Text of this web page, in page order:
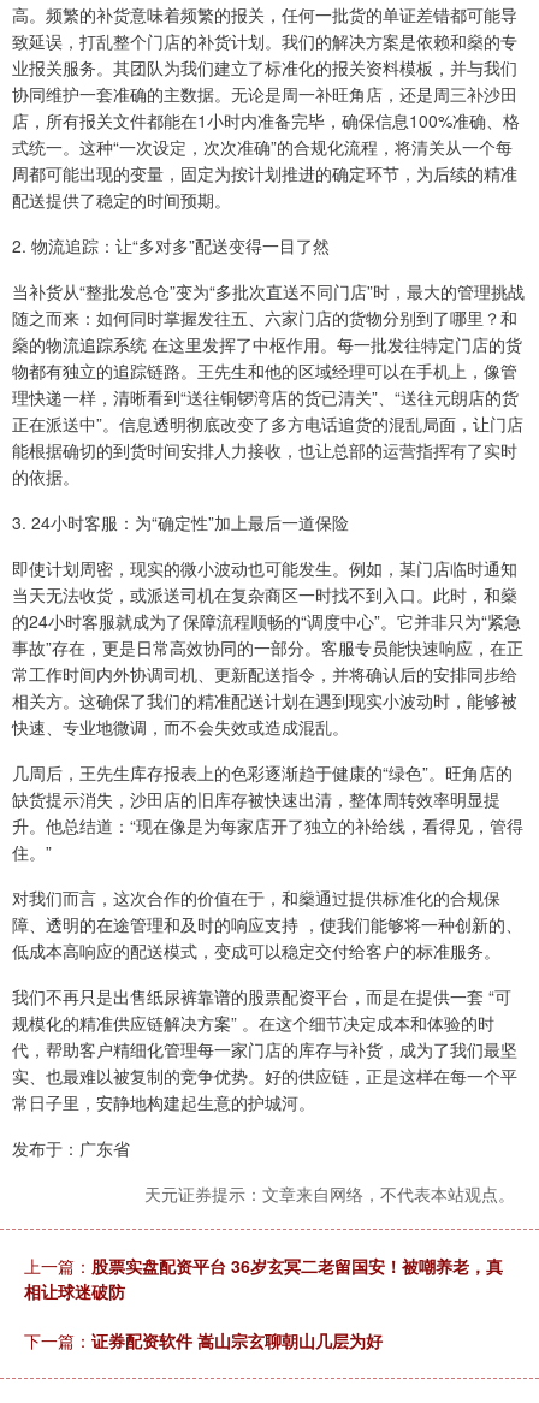
高。频繁的补货意味着频繁的报关，任何一批货的单证差错都可能导
致延误，打乱整个门店的补货计划。我们的解决方案是依赖和燊的专
业报关服务。其团队为我们建立了标准化的报关资料模板，并与我们
协同维护一套准确的主数据。无论是周一补旺角店，还是周三补沙田
店，所有报关文件都能在1小时内准备完毕，确保信息100%准确、格
式统一。这种“一次设定，次次准确”的合规化流程，将清关从一个每
周都可能出现的变量，固定为按计划推进的确定环节，为后续的精准
配送提供了稳定的时间预期。
2. 物流追踪：让“多对多”配送变得一目了然
当补货从“整批发总仓”变为“多批次直送不同门店”时，最大的管理挑战
随之而来：如何同时掌握发往五、六家门店的货物分别到了哪里？和
燊的物流追踪系统 在这里发挥了中枢作用。每一批发往特定门店的货
物都有独立的追踪链路。王先生和他的区域经理可以在手机上，像管
理快递一样，清晰看到“送往铜锣湾店的货已清关”、“送往元朗店的货
正在派送中”。信息透明彻底改变了多方电话追货的混乱局面，让门店
能根据确切的到货时间安排人力接收，也让总部的运营指挥有了实时
的依据。
3. 24小时客服：为“确定性”加上最后一道保险
即使计划周密，现实的微小波动也可能发生。例如，某门店临时通知
当天无法收货，或派送司机在复杂商区一时找不到入口。此时，和燊
的24小时客服就成为了保障流程顺畅的“调度中心”。它并非只为“紧急
事故”存在，更是日常高效协同的一部分。客服专员能快速响应，在正
常工作时间内外协调司机、更新配送指令，并将确认后的安排同步给
相关方。这确保了我们的精准配送计划在遇到现实小波动时，能够被
快速、专业地微调，而不会失效或造成混乱。
几周后，王先生库存报表上的色彩逐渐趋于健康的“绿色”。旺角店的
缺货提示消失，沙田店的旧库存被快速出清，整体周转效率明显提
升。他总结道：“现在像是为每家店开了独立的补给线，看得见，管得
住。”
对我们而言，这次合作的价值在于，和燊通过提供标准化的合规保
障、透明的在途管理和及时的响应支持 ，使我们能够将一种创新的、
低成本高响应的配送模式，变成可以稳定交付给客户的标准服务。
我们不再只是出售纸尿裤靠谱的股票配资平台，而是在提供一套 “可
规模化的精准供应链解决方案” 。在这个细节决定成本和体验的时
代，帮助客户精细化管理每一家门店的库存与补货，成为了我们最坚
实、也最难以被复制的竞争优势。好的供应链，正是这样在每一个平
常日子里，安静地构建起生意的护城河。
发布于：广东省
天元证券提示：文章来自网络，不代表本站观点。
上一篇： 股票实盘配资平台 36岁玄冥二老留国安！被嘲养老，真
相让球迷破防
下一篇： 证券配资软件 嵩山宗玄聊朝山几层为好